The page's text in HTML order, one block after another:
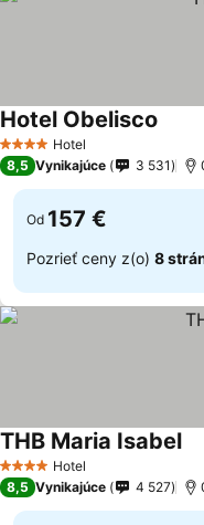
4 Počet hviezdičiek
Hotel
Hotel Obelisco
8,5 Vynikajúce 3 531
Od 157 €
Pozrieť ceny z(o) 8
4 Počet hviezdičiek
Hotel
THB Maria Isabel
8,5 Vynikajúce 4 527